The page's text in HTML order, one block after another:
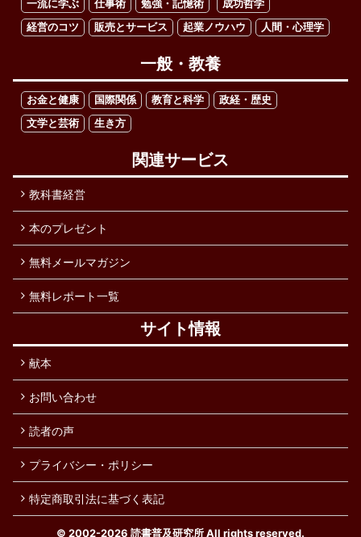
一流に学ぶ 仕事術 勉強・記憶術
成功哲学
経営のコツ
販売とサービス 起業ノウハウ 人間・心理学
一般・教養
お金と健康 国際関係 教育と科学
政経・歴史
文学と芸術
生き方
関連サービス
教科書経営
本のプレゼント
無料メールマガジン
無料レポート一覧
サイト情報
献本
お問い合わせ
読者の声
プライバシー・ポリシー
特定商取引法に基づく表記
© 2002-2026 読書普及研究所 All rights reserved.